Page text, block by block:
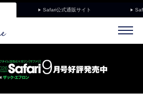
Safari公式通販サイト